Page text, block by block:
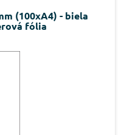
(100xA4) - biela
fólia